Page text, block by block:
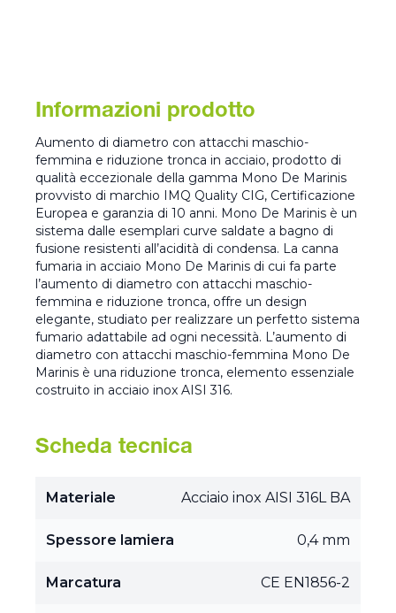
Informazioni prodotto
Aumento di diametro con attacchi maschio-
femmina e riduzione tronca in acciaio, prodotto di
qualità eccezionale della gamma Mono De Marinis
provvisto di marchio IMQ Quality CIG, Certificazione
Europea e garanzia di 10 anni. Mono De Marinis è un
sistema dalle esemplari curve saldate a bagno di
fusione resistenti all’acidità di condensa. La canna
fumaria in acciaio Mono De Marinis di cui fa parte
l’aumento di diametro con attacchi maschio-
femmina e riduzione tronca, offre un design
elegante, studiato per realizzare un perfetto sistema
fumario adattabile ad ogni necessità. L’aumento di
diametro con attacchi maschio-femmina Mono De
Marinis è una riduzione tronca, elemento essenziale
costruito in acciaio inox AISI 316.
Scheda tecnica
Materiale Acciaio inox AISI 316L BA
Spessore lamiera 0,4 mm
Marcatura CE EN1856-2